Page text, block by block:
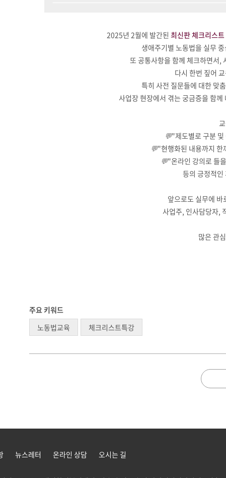
2025년 2월에 발간된최신판 체크리스
생애주기별 노동법을 실무
또 공통사항을 함께 체크하면서,
다시 한번 짚어
특히 사전 질문들에 대한 맞
사업장 현장에서 겪는 궁금증을 함
💬"제도별로 구분
💬"현행화된 내용까지 한
💬"온라인 강의로 들
등의 긍정적인
앞으로도 실무에
사업주, 인사담당자,
많은 관
주요 키워드
노동법교육
체크리스트특강
뉴스레터 온라인 상담 오시는 길